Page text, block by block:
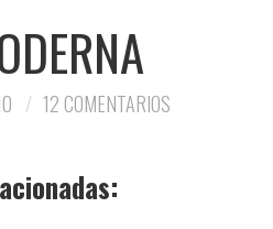
12 COMENTARIOS